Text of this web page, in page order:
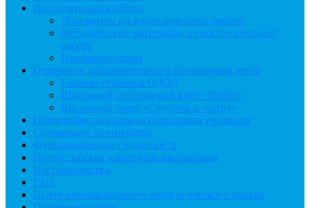
Воспитательная работа
Документы по воспитательной работе
Методические материалы по воспитательной
работе
Профориентация
Отделение дополнительного образования детей
Главная страница ОДОД
Школьный спортивный клуб «Пилот»
Школьный театр «Ступени к театру»
Предпрофессиональная подготовка учащихся
Социальное партнёрство
Функциональная грамотность
Всероссийская олимпиада школьников
Наставничество
ГТО
Центр инновационного педагогического поиска